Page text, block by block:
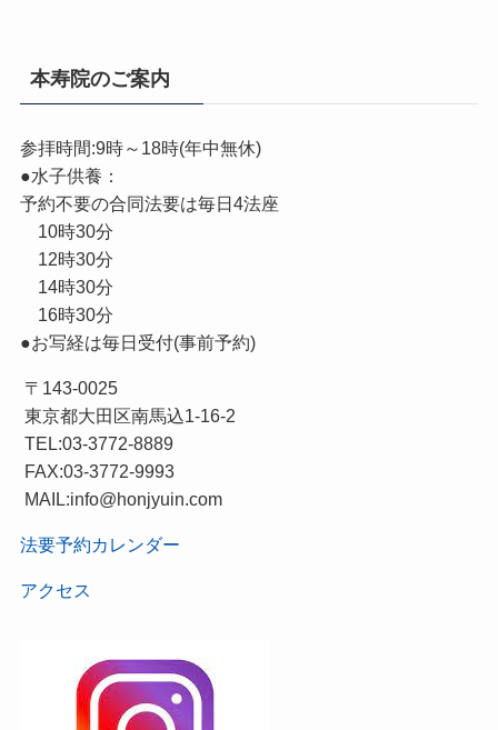
本寿院のご案内
参拝時間:9時～18時(年中無休)
●水子供養：
予約不要の合同法要は毎日4法座
10時30分
12時30分
14時30分
16時30分
●お写経は毎日受付(事前予約)
〒143-0025
東京都大田区南馬込1-16-2
TEL:03-3772-8889
FAX:03-3772-9993
MAIL:info@honjyuin.com
法要予約カレンダー
アクセス